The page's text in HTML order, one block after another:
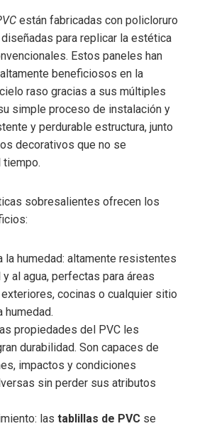
están fabricadas con policloruro
para replicar la estética
Estos paneles han
beneficiosos en la
raso gracias a sus múltiples
simple proceso de instalación y
y perdurable estructura, junto
decorativos que no se
tiempo.
sobresalientes ofrecen los
la humedad: altamente resistentes
y al agua, perfectas para áreas
cocinas o cualquier sitio
humedad.
propiedades del PVC les
durabilidad. Son capaces de
impactos y condiciones
sin perder sus atributos
las tablillas de PVC se